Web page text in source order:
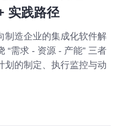
实践路径
制造企业的集成化软件解
“需求 - 资源 - 产能” 三者
划的制定、执行监控与动